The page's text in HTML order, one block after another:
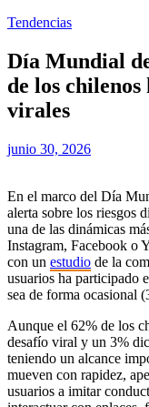
Tendencias
Día Mundial
de los
virales
junio 30, 2026
En el marco del Día
alerta sobre los riesgos
una de las dinámicas
Instagram, Facebook o
con un estudio de la
usuarios ha participado
sea de forma ocasional
Aunque el 62% de los
desafío viral y un 3%
teniendo un alcance
mueven con rapidez,
usuarios a imitar